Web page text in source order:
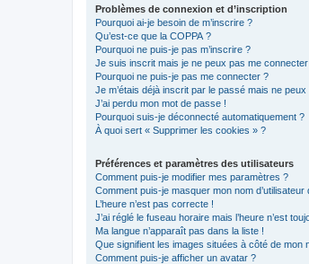
Problèmes de connexion et d’inscription
Pourquoi ai-je besoin de m’inscrire ?
Qu’est-ce que la COPPA ?
Pourquoi ne puis-je pas m’inscrire ?
Je suis inscrit mais je ne peux pas me connecter
Pourquoi ne puis-je pas me connecter ?
Je m’étais déjà inscrit par le passé mais ne
J’ai perdu mon mot de passe !
Pourquoi suis-je déconnecté automatiquement ?
À quoi sert « Supprimer les cookies » ?
Préférences et paramètres des utilisateurs
Comment puis-je modifier mes paramètres ?
Comment puis-je masquer mon nom
L’heure n’est pas correcte !
J’ai réglé le fuseau horaire mais l’heure n’est
Ma langue n’apparaît pas dans la liste !
Que signifient les images situées à côté de mon
Comment puis-je afficher un avatar ?